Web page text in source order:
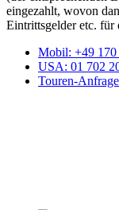
eingezahlt, wovon
Eintrittsgelder etc. für
Mobil: +49
USA: 01 702
Touren-